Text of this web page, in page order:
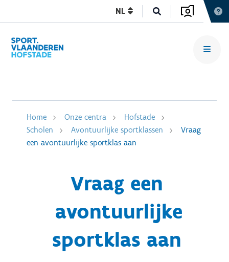
NL
Home Onze centra
Hofstade
Scholen
Avontuurlijke sportklassen
Vraag
een avontuurlijke sportklas aan
Vraag een
avontuurlijke
sportklas aan